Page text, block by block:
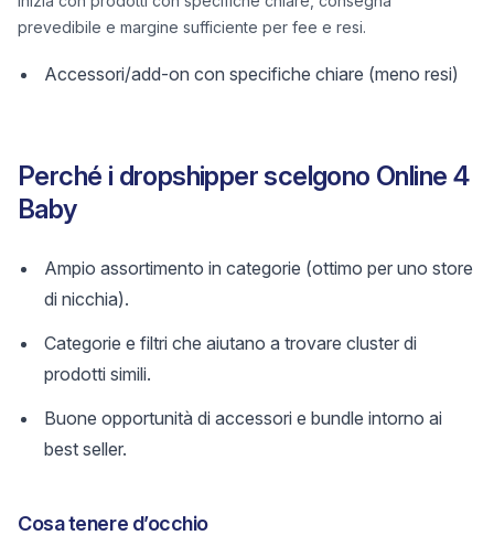
prevedibile e margine sufficiente per fee e resi.
Accessori/add-on con specifiche chiare (meno resi)
Perché i dropshipper scelgono Online 4
Baby
Ampio assortimento in categorie (ottimo per uno store
di nicchia).
Categorie e filtri che aiutano a trovare cluster di
prodotti simili.
Buone opportunità di accessori e bundle intorno ai
best seller.
Cosa tenere d’occhio